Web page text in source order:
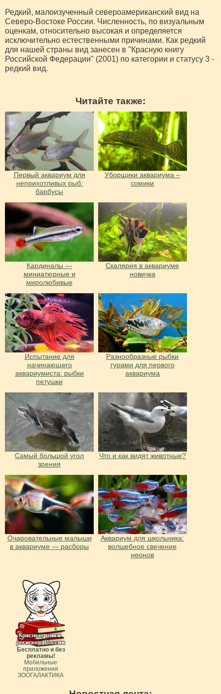
Редкий, малоизученный североамериканский вид на
Северо-Востоке России. Численность, по визуальным
оценкам, относительно высокая и определяется
исключительно естественными причинами. Как редкий
для нашей страны вид занесен в "Красную книгу
Российской Федерации" (2001) по категории и статусу 3 -
редкий вид.
Читайте также:
Первый аквариум для
неприхотливых рыб:
барбусы
Уборщики аквариума –
сомики
Кардиналы —
миниатюрные и
миролюбивые
Скалярия в аквариуме
новичка
Испытание для
начинающего
аквариумиста: рыбки
петушки
Разнообразные рыбки
гурами для первого
аквариума
Cамый большой угол
зрения
Что и как видят животные?
Очаровательные малыши
в аквариуме — расборы
Аквариум для школьника:
волшебное свечение
неонов
Бесплатно и без
рекламы!
Мобильные
приложения
ЗООГАЛАКТИКА